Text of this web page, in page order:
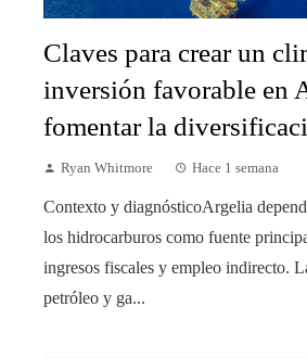
Claves para crear un
inversión favorable en
fomentar la
Ryan Whitmore Hace 1 semana
Contexto y diagnósticoArgelia
los hidrocarburos como fuente
ingresos fiscales y empleo indirecto.
petróleo y ga...